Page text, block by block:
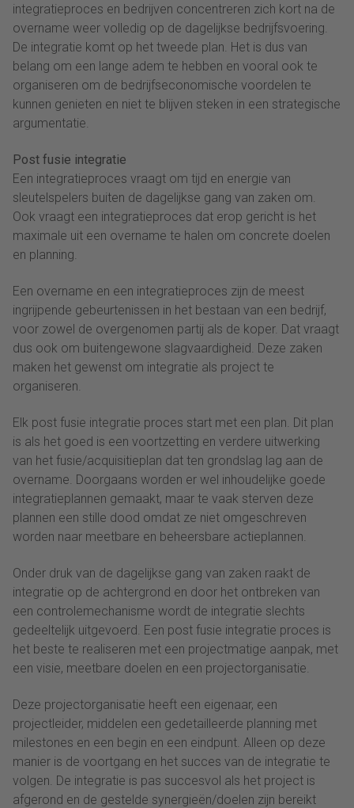
integratieproces en bedrijven concentreren zich kort na de
overname weer volledig op de dagelijkse bedrijfsvoering.
De integratie komt op het tweede plan. Het is dus van
belang om een lange adem te hebben en vooral ook te
organiseren om de bedrijfseconomische voordelen te
kunnen genieten en niet te blijven steken in een strategische
argumentatie.
Post fusie integratie
Een integratieproces vraagt om tijd en energie van
sleutelspelers buiten de dagelijkse gang van zaken om.
Ook vraagt een integratieproces dat erop gericht is het
maximale uit een overname te halen om concrete doelen
en planning.
Een overname en een integratieproces zijn de meest
ingrijpende gebeurtenissen in het bestaan van een bedrijf,
voor zowel de overgenomen partij als de koper. Dat vraagt
dus ook om buitengewone slagvaardigheid. Deze zaken
maken het gewenst om integratie als project te
organiseren.
Elk post fusie integratie proces start met een plan. Dit plan
is als het goed is een voortzetting en verdere uitwerking
van het fusie/acquisitieplan dat ten grondslag lag aan de
overname. Doorgaans worden er wel inhoudelijke goede
integratieplannen gemaakt, maar te vaak sterven deze
plannen een stille dood omdat ze niet omgeschreven
worden naar meetbare en beheersbare actieplannen.
Onder druk van de dagelijkse gang van zaken raakt de
integratie op de achtergrond en door het ontbreken van
een controlemechanisme wordt de integratie slechts
gedeeltelijk uitgevoerd. Een post fusie integratie proces is
het beste te realiseren met een projectmatige aanpak, met
een visie, meetbare doelen en een projectorganisatie.
Deze projectorganisatie heeft een eigenaar, een
projectleider, middelen een gedetailleerde planning met
milestones en een begin en een eindpunt. Alleen op deze
manier is de voortgang en het succes van de integratie te
volgen. De integratie is pas succesvol als het project is
afgerond en de gestelde synergieën/doelen zijn bereikt